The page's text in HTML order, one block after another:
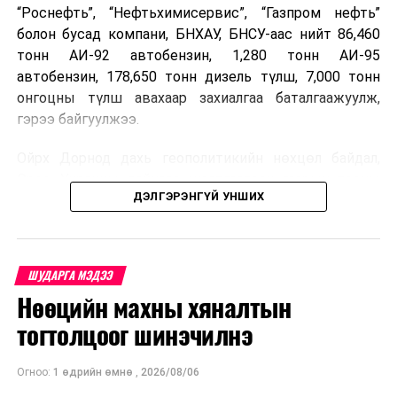
“Роснефть”, “Нефтьхимисервис”, “Газпром нефть”
болон бусад компани, БНХАУ, БНСУ-аас нийт 86,460
тонн АИ-92 автобензин, 1,280 тонн АИ-95
автобензин, 178,650 тонн дизель түлш, 7,000 тонн
онгоцны түлш авахаар захиалгаа баталгаажуулж,
гэрээ байгуулжээ.
Орос, Украины дайнаас шалтгаалсан газрын тосны
үнийн өсөлт дэлхийн зах зээлд буураагүй байна.
дахин өсөж, ОХУ болон бусад эх үүсвэрээс худалдан
авах шатахууны үнэ 1,200-2,000 ам.долларт хүрчээ.
Иймд дотоодын зах зээл дэх үнийн өсөлтийг
сааруулахын тулд гаалийн болон онцгой албан
татварыг тэглэх шаардлага үүссэнийг салбарын сайд
танилцуулсан байна.
ДЭЛГЭРЭНГҮЙ УНШИХ
ШУДАРГА МЭДЭЭ
Нөөцийн махны хяналтын
тогтолцоог шинэчилнэ
Огноо: 1 өдрийн өмнө , 2026/08/06